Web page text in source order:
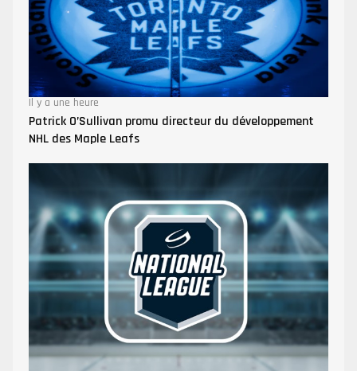
Il y a une heure
Patrick O’Sullivan promu directeur du développement
NHL des Maple Leafs